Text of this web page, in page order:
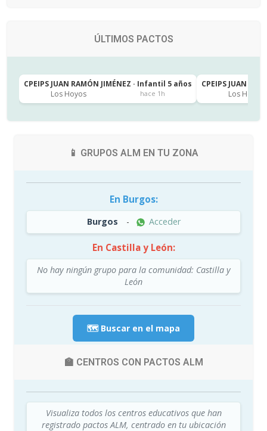
ÚLTIMOS PACTOS
CPEIPS JUAN RAMÓN JIMÉNEZ · Infantil 5 años
Los Hoyos
hace 1h
CPEIPS JUAN
Los Hoyos
📱 GRUPOS ALM EN TU ZONA
En Burgos:
Burgos - Acceder
En Castilla y León:
No hay ningún grupo para la comunidad: Castilla y
León
🗺️ Buscar en el mapa
🏫 CENTROS CON PACTOS ALM
Visualiza todos los centros educativos que han
registrado pactos ALM, centrado en tu ubicación